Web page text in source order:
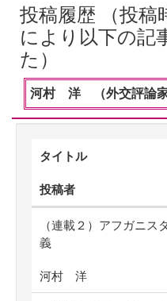
投稿履歴 （投稿
により以下の記
た）
河村 洋 （外交評論家
タイトル
投稿者
（連載２）アフガニ
義
河村 洋